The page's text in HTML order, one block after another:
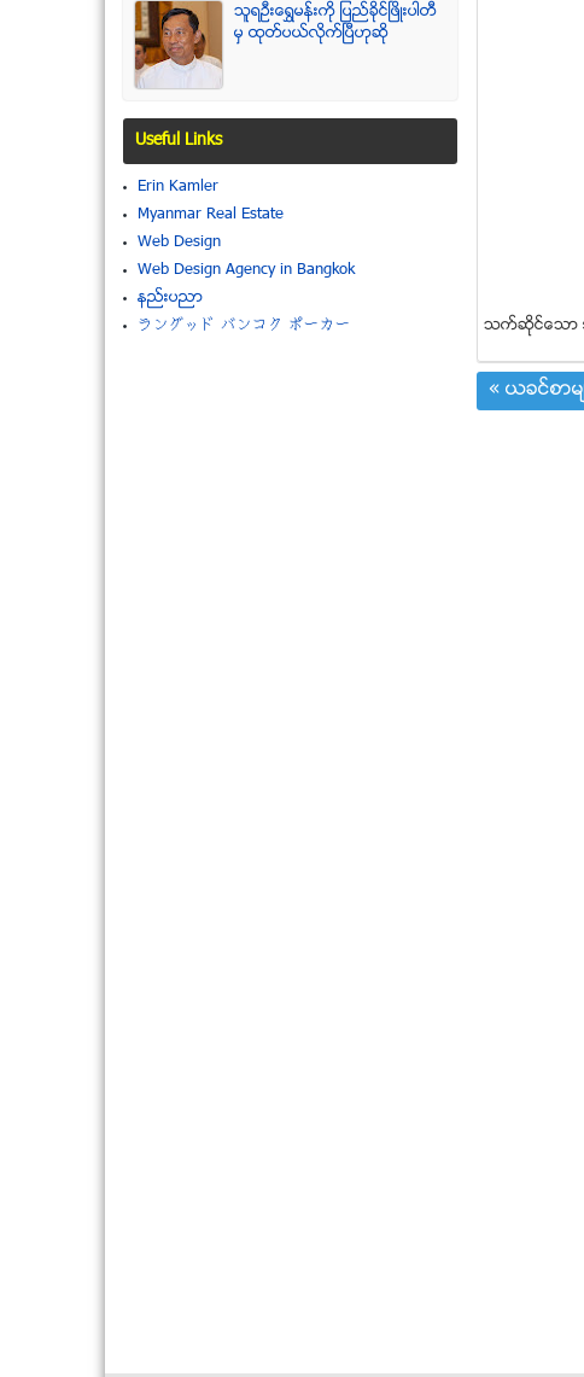
သက္ဆုိင္ေသာ အ
« ယခင္စာ
သူရဦးေရႊမန္းကို ျပည္ခိုင္ျဖိဳးပါတီ
မွ ထုတ္ပယ္လိုက္ျပီဟုဆို
Useful Links
Erin Kamler
Myanmar Real Estate
Web Design
Web Design Agency in Bangkok
နည္းပညာ
ラングッド バンコク ポーカー